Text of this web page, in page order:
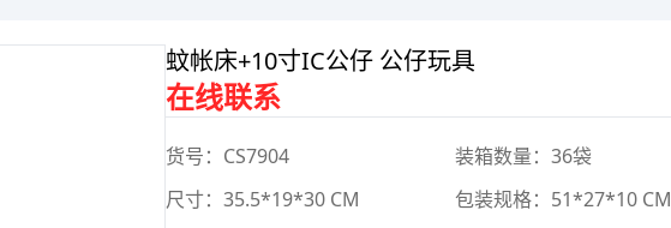
蚊帐床+10寸IC公仔 公仔玩具
在线联系
货号：CS7904 装箱数量：36袋
尺寸：35.5*19*30 CM
包装规格：51*27*10 CM